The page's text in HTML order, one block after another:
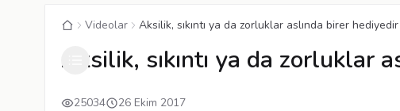
Videolar Aksilik, sıkıntı ya da zorluklar aslında birer hediyedir
Aksilik, sıkıntı ya da zorluklar
25034 26 Ekim 2017